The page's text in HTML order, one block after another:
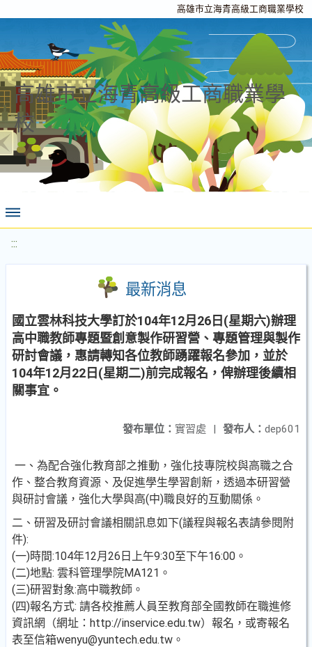
高雄市立海青高級工商職業學校
高雄市立海青高級工商職業學
校
:::
最新消息
國立雲林科技大學訂於104年12月26日(星期六)辦理
高中職教師專題暨創意製作研習營、專題管理與製作
研討會議，惠請轉知各位教師踴躍報名參加，並於
104年12月22日(星期二)前完成報名，俾辦理後續相
關事宜。
發布人： dep601
發布單位： 實習處 |
一、為配合強化教育部之推動，強化技專院校與高職之合
作、整合教育資源、及促進學生學習創新，透過本研習營
與研討會議，強化大學與高(中)職良好的互動關係。
二、研習及研討會議相關訊息如下(議程與報名表請參閱附
件):
(一)時間:104年12月26日上午9:30至下午16:00。
(二)地點: 雲科管理學院MA121。
(三)研習對象:高中職教師。
(四)報名方式: 請各校推薦人員至教育部全國教師在職進修
資訊網（網址：http://inservice.edu.tw）報名，或寄報名
表至信箱wenyu@yuntech.edu.tw。